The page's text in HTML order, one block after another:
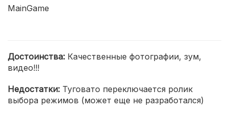
MainGame
Достоинства: Качественные фотографии, зум,
видео!!!
Недостатки: Туговато переключается ролик
выбора режимов (может еще не разработался)